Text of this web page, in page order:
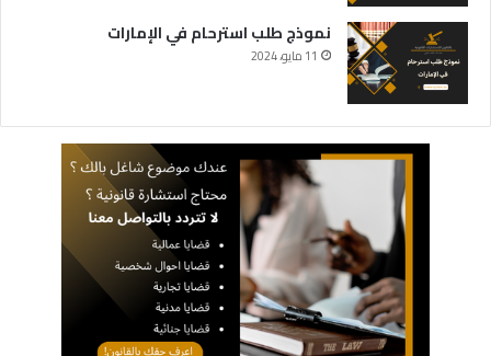
نموذج طلب استرحام في الإمارات
11 مايو، 2024